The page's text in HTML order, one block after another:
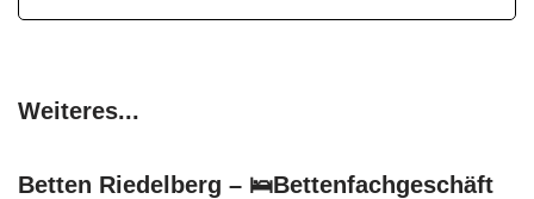
Weiteres...
Betten Riedelberg – 🛌Bettenfachgeschäft